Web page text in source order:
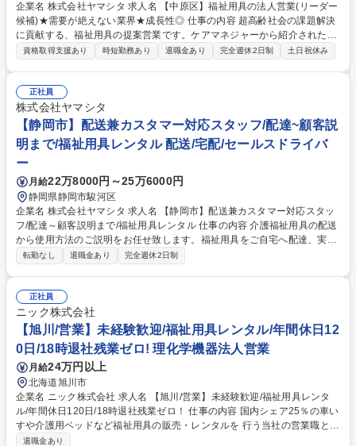
企業名 株式会社ヤマシタ 求人名 【中原区】福祉用具の法人営業(リーダー
候補)★需要が絶えない業界★成長性◎ 仕事の内容 超高齢社会の課題解決
に貢献する、福祉用具の提案営業です。ケアマネジャーから紹介された高
齢者宅を訪問し、車いすや介護ベッドなど1000種類以上の商品から、生
す。■紹介後はご自宅へ伺い、身体状況や住環境を丁寧にヒアリングした
上で、最適な用具を選定・提案します。■契約後の納品や、定期的なアフ
ターフォローも担当します。卸を介さない自社在庫管理により、迅速な納
品が可能。専門知識は入社後の研修でしっかり身につけられます。 募集職
種 【中原区】福祉用具の法人営業(リーダー候補)★需要が絶えない業界★
成長性◎
資格取得支援あり 時短勤務あり 退職金あり 完全週休2日制 土日祝休み
正社員
株式会社ヤマシタ
【静岡市】配送兼カスタマー対応スタッフ/配達~顧客説
明まで/福祉用具レンタル 配送/宅配/セールスドライバ
ー
月給22万8000円～25万6000円
静岡県静岡市駿河区
企業名 株式会社ヤマシタ 求人名 【静岡市】配送兼カスタマー対応スタッ
フ/配達～顧客説明まで/福祉用具レンタル 仕事の内容 介護福祉用具の配送
から使用方法のご説明をお任せ致します。福祉用具をご自宅へ配達、実際
使用されるお部屋へ訪問、使用方法・注意事項の説明までご担当いただき
護ベッド、車いす、歩行器などの用具をワンボックス車(AT)でご自宅へお
届けし、ご利用者のお部屋に設置します。手すりや歩行器の高さ調整な
ど、使いやすいよう細かくセッティングを行い、安全で安心な使用方法や
注意事項を実演を交えながら丁寧にご説明いたします。※1日5～8件程度
の訪問 募集職種 【静岡市】配送兼カスタマー対応スタッフ/配達～顧客説
明まで/福祉用具レンタル
転勤なし 退職金あり 完全週休2日制
正社員
ニック株式会社
【旭川/営業】未経験歓迎/福祉用具レンタル/年間休日12
0日/18時退社残業ゼロ! 理化学機器法人営業
月給24万円以上
北海道旭川市
企業名 ニック株式会社 求人名 【旭川/営業】未経験歓迎/福祉用具レンタ
ル/年間休日120日/18時退社残業ゼロ！ 仕事の内容 国内シェア25％の車い
すや介護用ベッドなど福祉用具の販売・レンタルを 行う当社の営業職とし
て、病院や福祉施設に対する法人営業(販売メイン) と、個人の利用者様向
退職金あり